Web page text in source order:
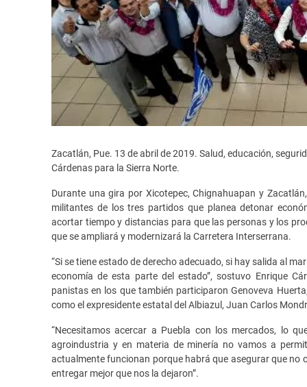
Zacatlán, Pue. 13 de abril de 2019. Salud, educación,
Cárdenas para la Sierra Norte.
Durante una gira por Xicotepec, Chignahuapan y
militantes de los tres partidos que planea detonar
acortar tiempo y distancias para que las personas y los
que se ampliará y modernizará la Carretera Interserrana.
“Si se tiene estado de derecho adecuado, si hay salida al
economía de esta parte del estado”, sostuvo Enrique
panistas en los que también participaron Genoveva
como el expresidente estatal del Albiazul, Juan Carlos
“Necesitamos acercar a Puebla con los mercados, lo
agroindustria y en materia de minería no vamos a
actualmente funcionan porque habrá que asegurar que no
entregar mejor que nos la dejaron”.